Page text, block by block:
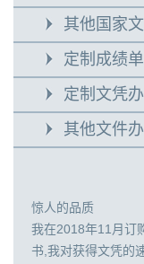
其他国家
定制成绩
定制文凭
其他文件
惊人的品质
我在2018年11月订
书,我对获得文凭的